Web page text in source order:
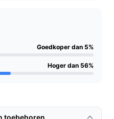
Ook voor
biedt deze stofzuiger
en het ontbreken van
10 uniek in vergelijking
Goedkoper dan 5%
Hoger dan 56%
toebehoren